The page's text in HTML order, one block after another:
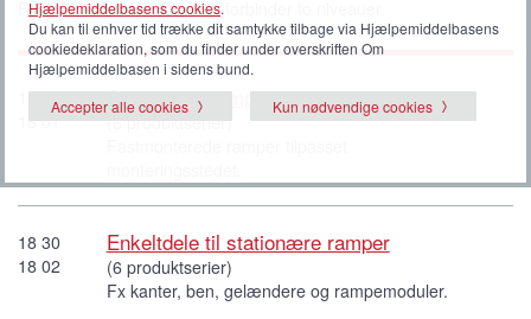
Fastmonterede flader, som forbinder to niveauer.
18 30
18 01
Stationære ramper
(6 produktserier)
18 30
18 02
Enkeltdele til stationære ramper
(6 produktserier)
Fx kanter, ben, gelændere og rampemoduler.
Hjælpemiddelbasens cookies.
Du kan til enhver tid trække dit samtykke tilbage via Hjælpemiddelbasens
cookiedeklaration, som du finder under overskriften Om
Hjælpemiddelbasen i sidens bund.
Accepter alle cookies
Kun nødvendige cookies